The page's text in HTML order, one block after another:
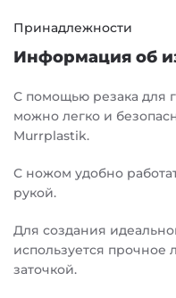
Принадлежности
Информация об
С помощью резака для
можно легко и
Murrplastik.
С ножом удобно
рукой.
Для создания
используется прочное
заточкой.